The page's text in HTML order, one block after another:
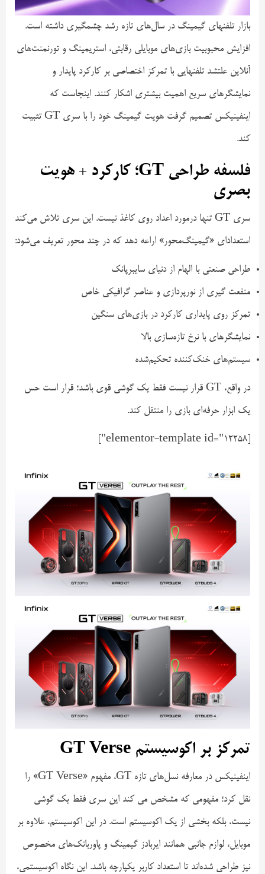
بازار تلفنهای گیمینگ در سال‌های تازه رشد چشمگیری داشته است.
افزایش محبوبیت بازی‌های موبایلی رقابتی، استریمینگ و تورنمنت‌های
آنلاین علتشد تلفنهایی با تمرکز اختصاصی بر کارکرد پایدار و
نمایشگرهای سریع اهمیت بیشتری اشکار کنند. اینجاست که
اینفینیکس تصمیم گرفت هویت گیمینگ خود را با سری GT تثبیت
کند.
فلسفه طراحی GT؛ کارکرد + هویت
بصری
سری GT تنها درمورد اعداد روی کاغذ نیست. این سری تلاش می‌کند
استعداد‌ای «گیمینگ‌محور» اراعه دهد که در چند محور تعریف می‌شود:
طراحی صنعتی با الهام از دنیای سایبرپانک
منفعت گیری از نورپردازی و عناصر گرافیکی خاص
تمرکز روی پایداری کارکرد در بازی‌های سنگین
نمایشگرهای با نرخ تازه‌سازی بالا
سیستم‌های خنک‌کننده تحکیم‌شده
در واقع، GT قرار نیست فقط یک گوشی قوی باشد؛ قرار است حس
یک ابزار حرفه‌ای بازی را منتقل کند.
تمرکز بر اکوسیستم GT Verse
اینفینیکس در معارفه نسل‌های تازه GT، مفهوم «GT Verse» را
نقل کرد؛ مفهومی که مشخص می کند این سری فقط یک گوشی
نیست، بلکه بخشی از یک اکوسیستم است. در این اکوسیستم، علاوه بر
موبایل، لوازم جانبی همانند ایربادز گیمینگ و پاوربانک‌های مخصوص
نیز طراحی شده‌اند تا استعداد کاربر یکپارچه باشد. این نگاه اکوسیستمی،